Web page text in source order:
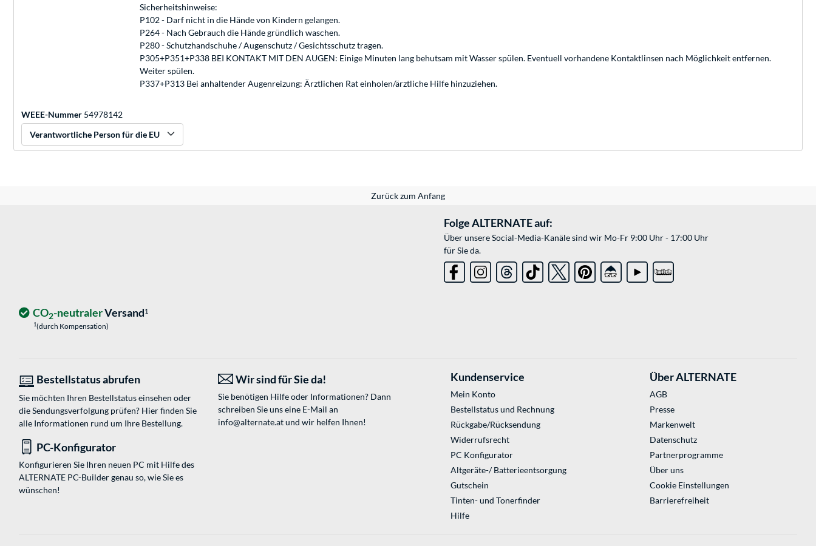
Sicherheitshinweise:
P102 - Darf nicht in die Hände von Kindern gelangen.
P264 - Nach Gebrauch die Hände gründlich waschen.
P280 - Schutzhandschuhe / Augenschutz / Gesichtsschutz tragen.
P305+P351+P338 BEI KONTAKT MIT DEN AUGEN: Einige Minuten lang behutsam mit Wasser spülen. Eventuell vorhandene Kontaktlinsen nach Möglichkeit entfernen.
Weiter spülen.
P337+P313 Bei anhaltender Augenreizung: Ärztlichen Rat einholen/ärztliche Hilfe hinzuziehen.
WEEE-Nummer 54978142
Verantwortliche Person für die EU
Zurück zum Anfang
Folge ALTERNATE auf:
Über unsere Social-Media-Kanäle sind wir Mo-Fr 9:00 Uhr - 17:00 Uhr
für Sie da.
CO2-neutralerVersand1
1(durch Kompensation)
Bestellstatus abrufen
Sie möchten Ihren Bestellstatus einsehen oder
die Sendungsverfolgung prüfen? Hier finden Sie
alle Informationen rund um Ihre Bestellung.
Wir sind für Sie da!
Sie benötigen Hilfe oder Informationen? Dann
schreiben Sie uns eine E-Mail an
info@alternate.atund wir helfen Ihnen!
PC-Konfigurator
Konfigurieren Sie Ihren neuen PC mit Hilfe des
ALTERNATE PC-Builder genau so, wie Sie es
wünschen!
Kundenservice
Mein Konto
Bestellstatus und Rechnung
Rückgabe/Rücksendung
Widerrufsrecht
PC Konfigurator
Altgeräte-/ Batterieentsorgung
Gutschein
Tinten- und Tonerfinder
Hilfe
Über ALTERNATE
AGB
Presse
Markenwelt
Datenschutz
Partnerprogramme
Über uns
Cookie Einstellungen
Barrierefreiheit